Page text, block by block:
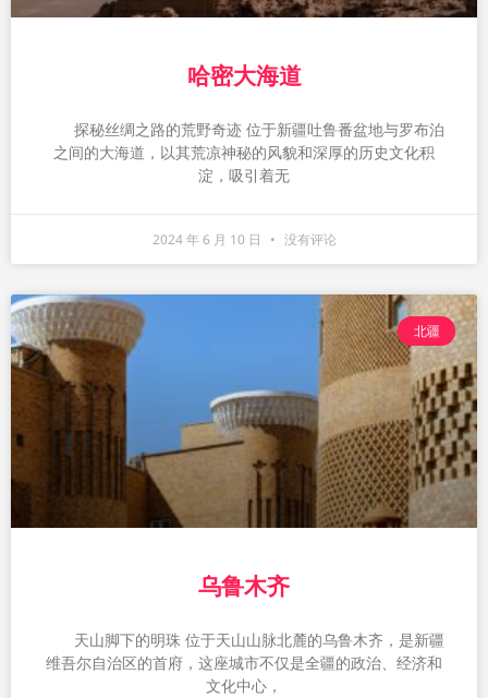
哈密大海道
探秘丝绸之路的荒野奇迹 位于新疆吐鲁番盆地与罗布泊
之间的大海道，以其荒凉神秘的风貌和深厚的历史文化积
淀，吸引着无
2024 年 6 月 10 日 没有评论
北疆
乌鲁木齐
天山脚下的明珠 位于天山山脉北麓的乌鲁木齐，是新疆
维吾尔自治区的首府，这座城市不仅是全疆的政治、经济和
文化中心，